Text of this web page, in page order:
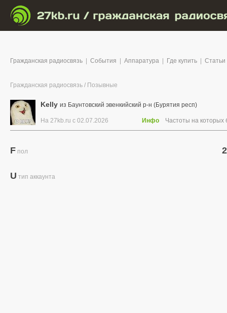
Гражданская радиосвязь События Аппаратура Где купить Статьи
Гражданская радиосвязь / Позывные
Kelly из Баунтовский эвенкийский р-н (Бурятия респ)
На 27kb.ru с 02.07.2026 Инфо Частоты на которых
F пол
U тип аккаунта